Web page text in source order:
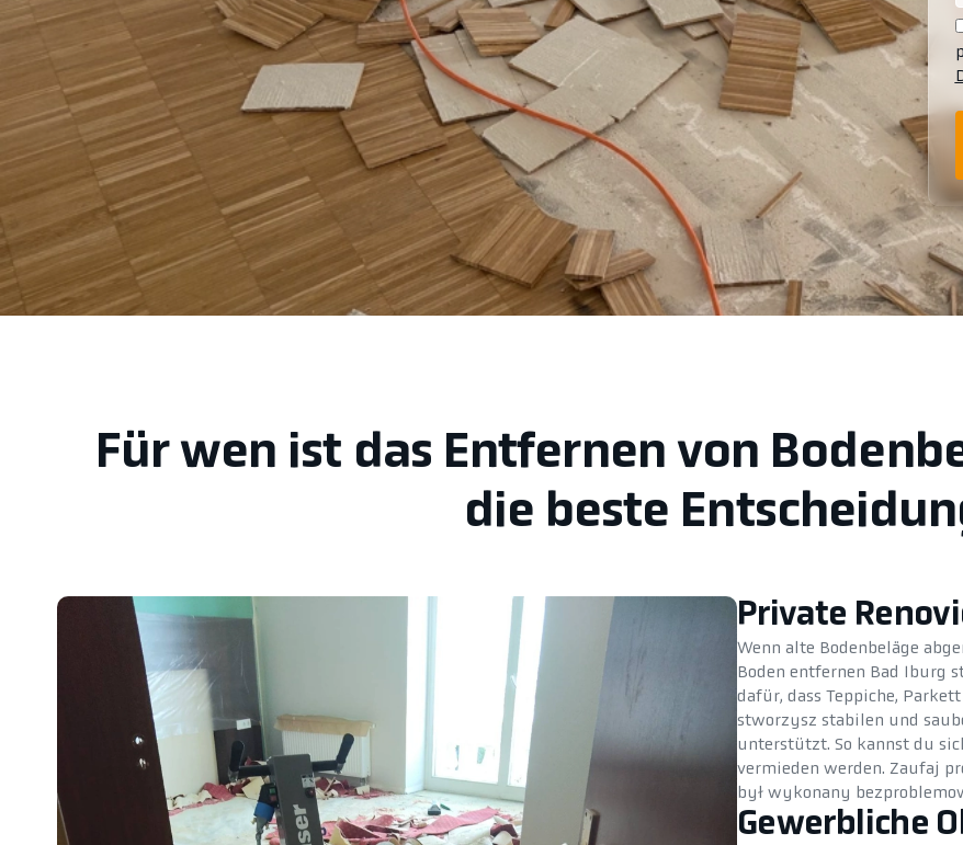
Für wen ist das Entfernen von
die beste
Private
Wenn alte Bodenbeläge
Boden entfernen Bad Iburg
dafür, dass Teppiche,
stworzysz stabilen und
unterstützt. So kannst du
vermieden werden. Zaufaj
był wykonany
Gewerbliche